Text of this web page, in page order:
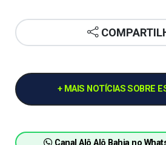
+ MAIS NOTÍCIAS SOBRE
Canal Alô Alô Bahia no